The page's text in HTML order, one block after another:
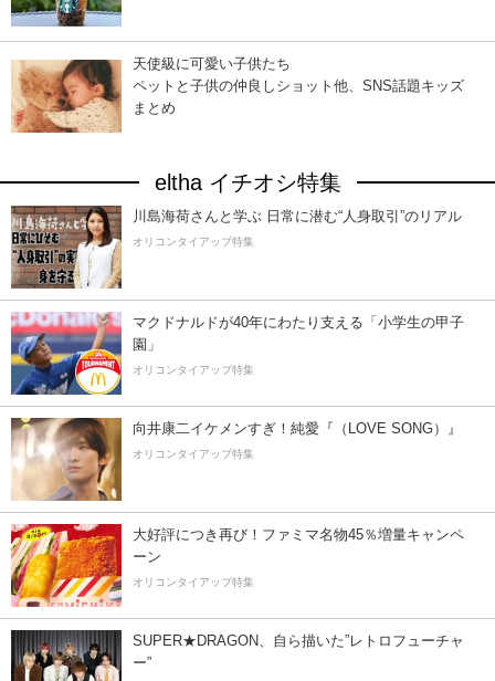
天使級に可愛い子供たち
ペットと子供の仲良しショット他、SNS話題キッズ
まとめ
eltha イチオシ特集
川島海荷さんと学ぶ 日常に潜む“人身取引”のリアル
オリコンタイアップ特集
マクドナルドが40年にわたり支える「小学生の甲子
園」
オリコンタイアップ特集
向井康二イケメンすぎ！純愛『（LOVE SONG）』
オリコンタイアップ特集
大好評につき再び！ファミマ名物45％増量キャンペ
ーン
オリコンタイアップ特集
SUPER★DRAGON、自ら描いた”レトロフューチャ
ー”